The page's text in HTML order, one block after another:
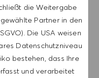
die Weitergabe
Partner in den
Die USA weisen
Datenschutzniveau
bestehen, dass Ihre
und verarbeitet
verarbeitet